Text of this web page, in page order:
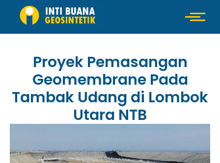
Proyek Pemasangan
Geomembrane Pada
Tambak Udang di Lombok
Utara NTB